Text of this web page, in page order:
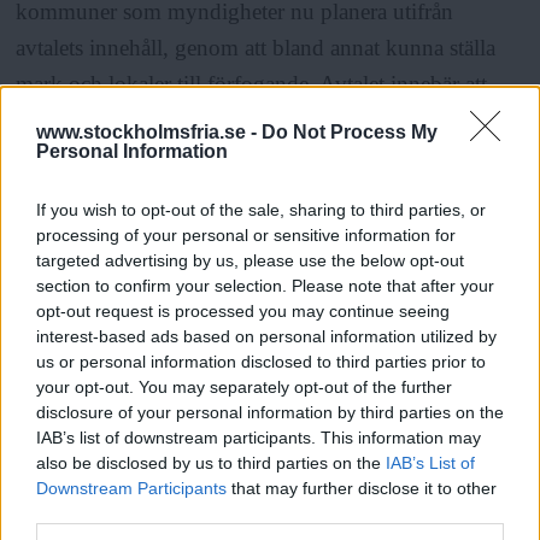
www.stockholmsfria.se - Do Not Process My
Personal Information
If you wish to opt-out of the sale, sharing to third parties, or
processing of your personal or sensitive information for
targeted advertising by us, please use the below opt-out
section to confirm your selection. Please note that after your
opt-out request is processed you may continue seeing
interest-based ads based on personal information utilized by
us or personal information disclosed to third parties prior to
your opt-out. You may separately opt-out of the further
disclosure of your personal information by third parties on the
IAB’s list of downstream participants. This information may
also be disclosed by us to third parties on the IAB’s List of
Downstream Participants that may further disclose it to other
Läs Frias efterträdare!
kommuner som myndigheter nu planera utifrån
avtalets innehåll, genom att bland annat kunna ställa
mark och lokaler till förfogande. Avtalet innebär att
svensk mark får användas för ”angrepp på tredje part”,
det vill säga Ryssland.
Att intresset från”tredje part” att hacka sig in i
svenska myndigheter tycks ha ökat ter sig ganska
logiskt. Förjävligt, men logiskt. Spioneri fungerar så.
Och alla deltar. Också Sverige.
Utifrån innebörden i begreppet ”gemensam säkerhet”
ska man försöka sätta sig in i hur en potentiell fiende
kan se på ens eget agerande. Vare sig Putin-regimen
eller Nato är intresserade. Deras livsluft verkar vara